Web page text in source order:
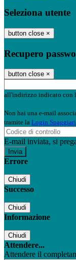
Seleziona utente
button close ×
Recupero
button close ×
all'indirizzo indicato con
Non hai una e-mail
tramite la Login Spaggiari
E-mail inviata, si
Errore
Chiudi
Successo
Chiudi
Informazione
Chiudi
Attendere...
Attendere il